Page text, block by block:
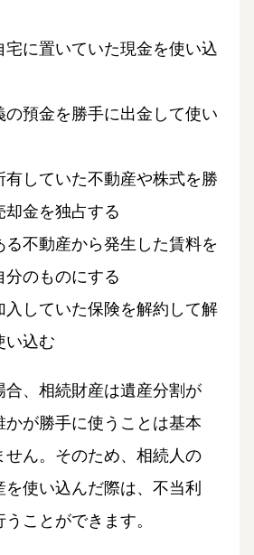
宅に置いていた現金を使い込
の預金を勝手に出金して使い
有していた不動産や株式を勝
却金を独占する
る不動産から発生した賃料を
分のものにする
入していた保険を解約して解
い込む
合、相続財産は遺産分割が
かが勝手に使うことは基本
せん。そのため、相続人の
使い込んだ際は、不当利
ことができます。